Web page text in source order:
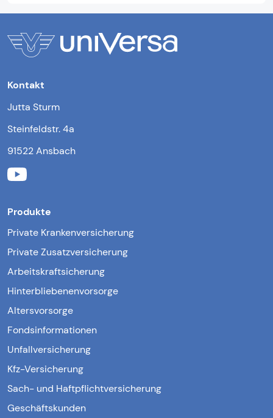
Kontakt
Jutta Sturm
Steinfeldstr. 4a
91522 Ansbach
Produkte
Private Krankenversicherung
Private Zusatzversicherung
Arbeitskraftsicherung
Hinterbliebenenvorsorge
Altersvorsorge
Fondsinformationen
Unfallversicherung
Kfz-Versicherung
Sach- und Haftpflichtversicherung
Geschäftskunden